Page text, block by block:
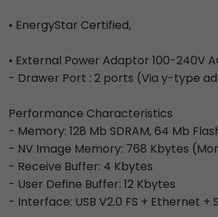
• EnergyStar Certified,
• External Power Adaptor 100-240V
- Drawer Port : 2 ports (Via y-type
Performance Characteristics
- Memory: 128 Mb SDRAM, 64 Mb
- NV Image Memory: 768 Kbytes
- Receive Buffer: 4 Kbytes
- User Define Buffer: 12 Kbytes
- Interface: USB V2.0 FS + Ethernet +